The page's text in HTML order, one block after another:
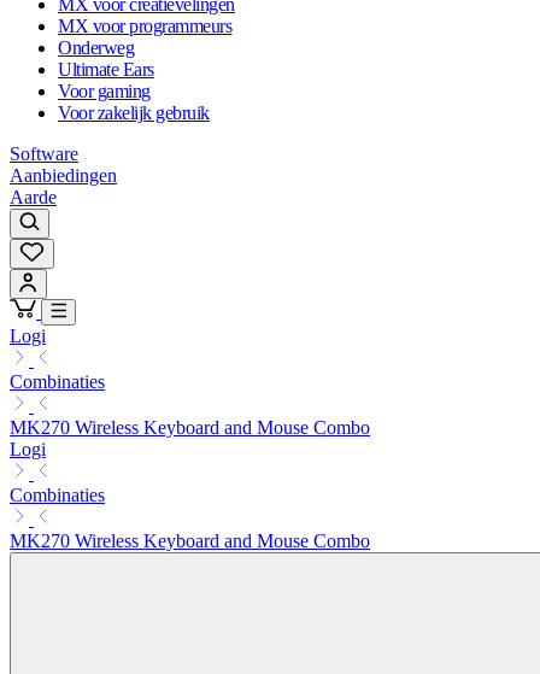
MX voor creatievelingen
MX voor programmeurs
Onderweg
Ultimate Ears
Voor gaming
Voor zakelijk gebruik
Software
Aanbiedingen
Aarde
Logi
Combinaties
MK270 Wireless Keyboard and Mouse Combo
Logi
Combinaties
MK270 Wireless Keyboard and Mouse Combo